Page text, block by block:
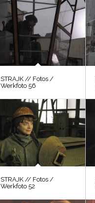
STRAJK // Fotos /
Werkfoto 56
STRAJK // Fotos /
Werkfoto 52